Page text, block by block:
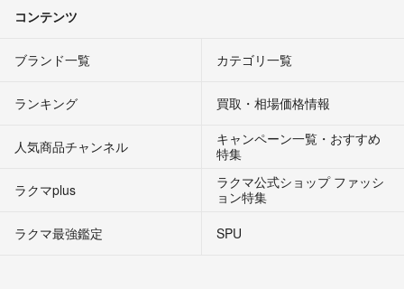
コンテンツ
ブランド一覧 カテゴリ一覧
ランキング 買取・相場価格情報
人気商品チャンネル
キャンペーン一覧・おすすめ
特集
ラクマplus
ラクマ公式ショップ ファッシ
ョン特集
ラクマ最強鑑定
SPU